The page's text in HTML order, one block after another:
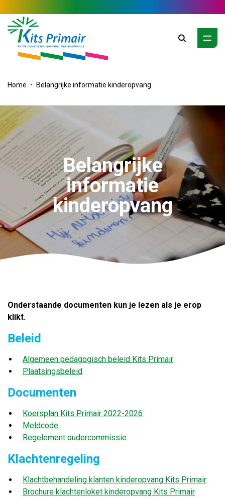
Zoeken
Home Belangrijke informatie kinderopvang
Belangrijke
informatie
kinderopvang
Onderstaande documenten kun je lezen als je erop
klikt.
Beleid
Algemeen pedagogisch beleid Kits Primair
Plaatsingsbeleid
Documenten
Koersplan Kits Primair 2022-2026
Meldcode
Regelement oudercommissie
Klachtenregeling
Klachtbehandeling klanten kinderopvang Kits Primair
Brochure klachtenloket kinderopvang Kits Primair